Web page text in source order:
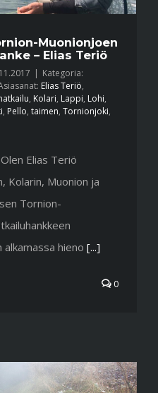
Muonionjoen
– Elias Teriö
| Kategoria:
Elias Teriö,
, Kolari, Lappi, Lohi,
, Pello, taimen, Tornionjoki,
Elias Teriö
Kolarin, Muonion ja
Tornion-
hieno [...]
0